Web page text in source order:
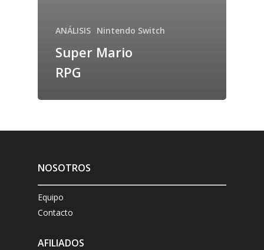
ANÁLISIS Nintendo Switch
Super Mario
RPG
NOSOTROS
Equipo
Contacto
AFILIADOS